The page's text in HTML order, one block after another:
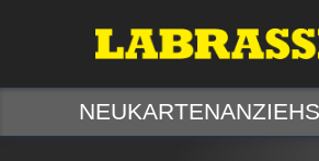
NEUKARTEN